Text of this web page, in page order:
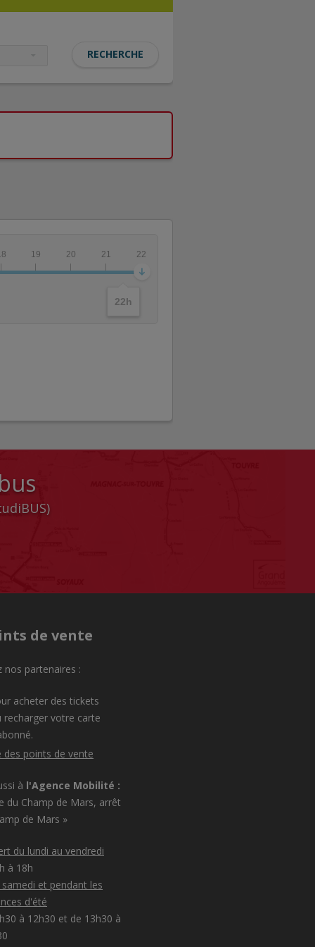
22h
19 20 21 22
de vente
nos partenaires :
acheter des tickets
recharger votre carte
des points de vente
à l'Agence Mobilité :
du Champ de Mars, arrêt
de Mars »
du lundi au vendredi
à 18h
samedi et pendant les
d'été
à 12h30 et de 13h30 à